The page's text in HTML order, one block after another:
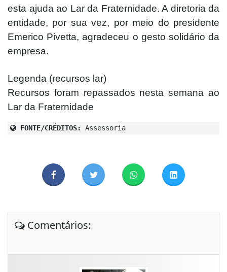
esta ajuda ao Lar da Fraternidade. A diretoria da
entidade, por sua vez, por meio do presidente
Emerico Pivetta, agradeceu o gesto solidário da
empresa.
Legenda (recursos lar)
Recursos foram repassados nesta semana ao
Lar da Fraternidade
FONTE/CRÉDITOS: Assessoria
Comentários: